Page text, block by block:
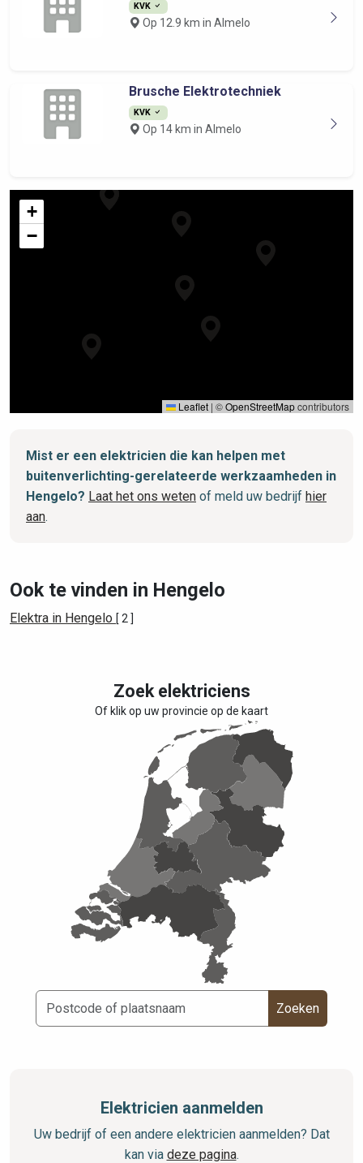
KVK
Op 12.9 km in Almelo
Brusche Elektrotechniek
KVK
Op 14 km in Almelo
+
−
Leaflet | ©OpenStreetMapcontributors
Mist er een elektricien die kan helpen met
buitenverlichting-gerelateerde werkzaamheden in
Hengelo? Laat het ons weten of meld uw bedrijf hier
aan.
Ook te vinden in Hengelo
Elektra in Hengelo [ 2 ]
Zoek elektriciens
Of klik op uw provincie op de kaart
Zoeken
Elektricien aanmelden
Uw bedrijf of een andere elektricien aanmelden? Dat
kan via deze pagina.